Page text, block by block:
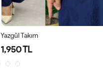
Yazgül Takım
1,950 TL